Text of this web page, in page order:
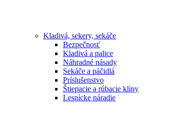
Kladivá, sekery, sekáče
Bezpečnosť
Kladivá a palice
Náhradné násady
Sekáče a páčidlá
Príslušenstvo
Štiepacie a rúbacie kliny
Lesnícke náradie